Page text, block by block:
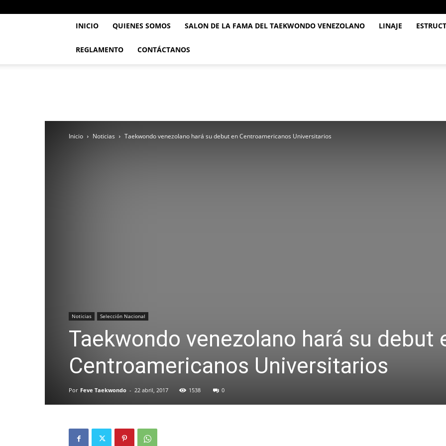
INICIO QUIENES SOMOS SALON DE LA FAMA DEL TAEKWONDO VENEZOLANO LINAJE
REGLAMENTO CONTÁCTANOS
Inicio Noticias Taekwondo venezolano hará su debut en Centroamericanos Universitarios
Noticias Selección Nacional
Taekwondo venezolano hará su debut
Centroamericanos Universitarios
Por Feve Taekwondo - 22 abril, 2017 1538 0